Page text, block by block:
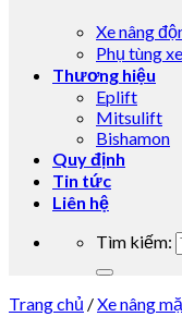
Xe nâng
Phụ tùng
Thương hiệu
Eplift
Mitsulift
Bishamon
Quy định
Tin tức
Liên hệ
Tìm kiếm:
Trang chủ /Xe nâng